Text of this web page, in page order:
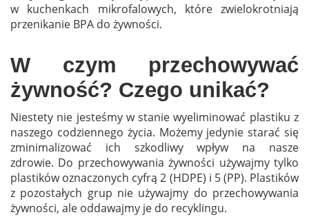
w kuchenkach mikrofalowych, które zwielokrotniają
przenikanie BPA do żywności.
W czym przechowywać
żywność? Czego unikać?
Niestety nie jesteśmy w stanie wyeliminować plastiku z
naszego codziennego życia. Możemy jedynie starać się
zminimalizować ich szkodliwy wpływ na nasze
zdrowie. Do przechowywania żywności używajmy tylko
plastików oznaczonych cyfrą 2 (HDPE) i 5 (PP). Plastików
z pozostałych grup nie używajmy do przechowywania
żywności, ale oddawajmy je do recyklingu.